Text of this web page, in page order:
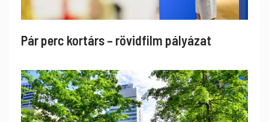
Pár perc kortárs – rövidfilm pályázat